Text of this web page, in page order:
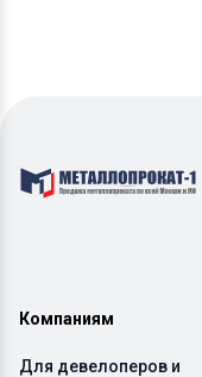
Компаниям
Для девелоперов и